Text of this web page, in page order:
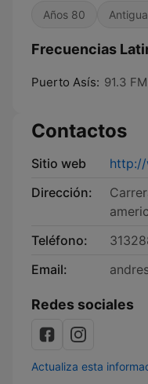
Años 80
Frecuencias
Puerto Asís: 91.3 FM
Contactos
Sitio web
http://
Dirección:
Teléfono:
Email:
Redes sociales
Actualiza esta